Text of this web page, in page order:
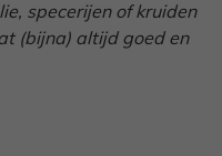
specerijen of kruiden
(bijna) altijd goed en